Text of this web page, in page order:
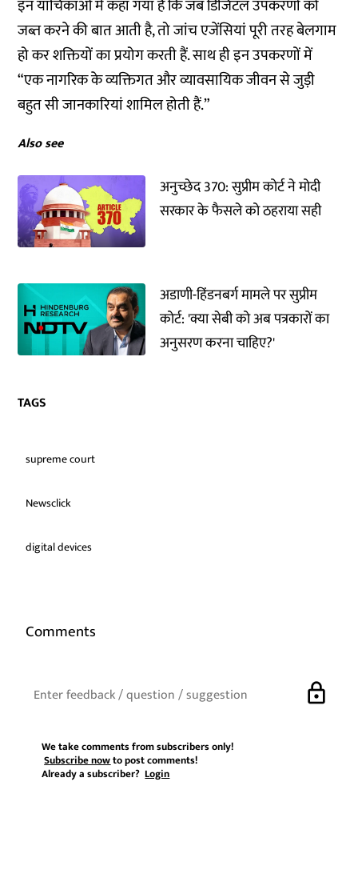
इन याचिकाओं में कहा गया है कि जब डिजिटल उपकरणों को
जब्त करने की बात आती है, तो जांच एजेंसियां पूरी तरह बेलगाम
हो कर शक्तियों का प्रयोग करती हैं. साथ ही इन उपकरणों में
“एक नागरिक के व्यक्तिगत और व्यावसायिक जीवन से जुड़ी
बहुत सी जानकारियां शामिल होती हैं.”
Also see
अनुच्छेद 370: सुप्रीम कोर्ट ने मोदी
सरकार के फैसले को ठहराया सही
अडाणी-हिंडनबर्ग मामले पर सुप्रीम
कोर्ट: 'क्या सेबी को अब पत्रकारों का
अनुसरण करना चाहिए?'
TAGS
supreme court
Newsclick
digital devices
Comments
lock
We take comments from subscribers only!
Subscribe nowto post comments!
Already a subscriber?Login